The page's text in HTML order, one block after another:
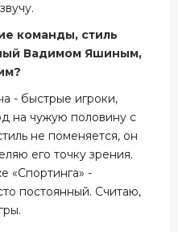
команды, стиль
Вадимом Яшиным,
- быстрые игроки,
на чужую половину с
не поменяется, он
его точку зрения.
«Спортинга» -
постоянный. Считаю,